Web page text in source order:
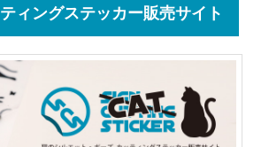
ィングステッカー販売サイト